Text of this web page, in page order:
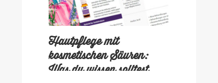
Hautpflege mit
kosmetischen Säuren:
Was du wissen solltest